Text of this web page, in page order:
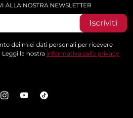
ALLA NOSTRA NEWSLETTER
Iscriviti
dei miei dati personali per ricevere
la nostra informativa sulla privacy